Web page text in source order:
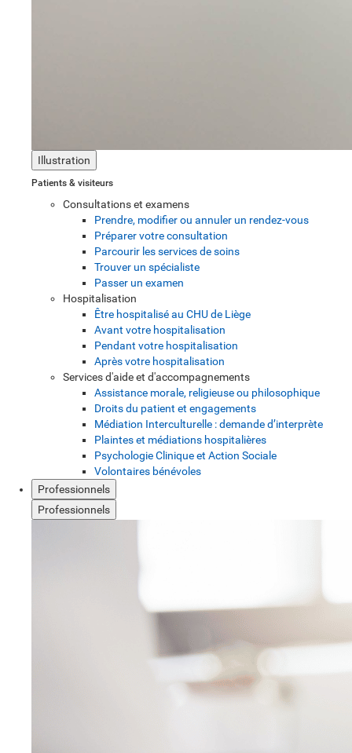
Illustration
Patients & visiteurs
Consultations et examens
Prendre, modifier ou annuler un rendez-vous
Préparer votre consultation
Parcourir les services de soins
Trouver un spécialiste
Passer un examen
Hospitalisation
Être hospitalisé au CHU de Liège
Avant votre hospitalisation
Pendant votre hospitalisation
Après votre hospitalisation
Services d'aide et d'accompagnements
Assistance morale, religieuse ou philosophique
Droits du patient et engagements
Médiation Interculturelle : demande d’interprète
Plaintes et médiations hospitalières
Psychologie Clinique et Action Sociale
Volontaires bénévoles
Professionnels
Professionnels